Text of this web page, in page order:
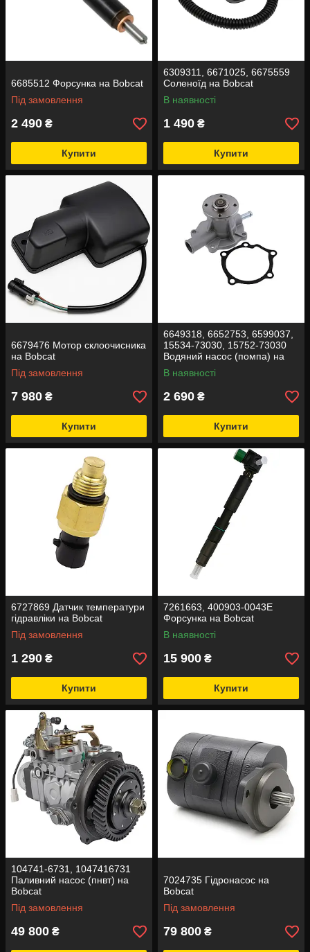
6685512 Форсунка на Bobcat
Під замовлення
2 490 ₴
Купити
6309311, 6671025, 6675559
Соленоїд на Bobcat
В наявності
1 490 ₴
Купити
6679476 Мотор склоочисника
на Bobcat
Під замовлення
7 980 ₴
Купити
6649318, 6652753, 6599037,
15534-73030, 15752-73030
Водяний насос (помпа) на
Bobcat
В наявності
2 690 ₴
Купити
6727869 Датчик температури
гідравліки на Bobcat
Під замовлення
1 290 ₴
Купити
7261663, 400903-0043E
Форсунка на Bobcat
В наявності
15 900 ₴
Купити
104741-6731, 1047416731
Паливний насос (пнвт) на
Bobcat
Під замовлення
49 800 ₴
7024735 Гідронасос на
Bobcat
Під замовлення
79 800 ₴